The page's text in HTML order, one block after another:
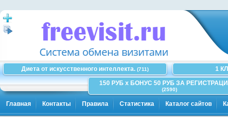
Диета от искусственного интеллекта. (711)
1
150 РУБ x БОНУС 50 РУБ ЗА
(2590)
Главная Контакты Правила Статистика Каталог сайтов